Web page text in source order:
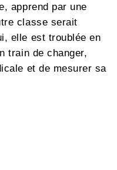
apprend par une
classe serait
elle est troublée en
train de changer,
et de mesurer sa